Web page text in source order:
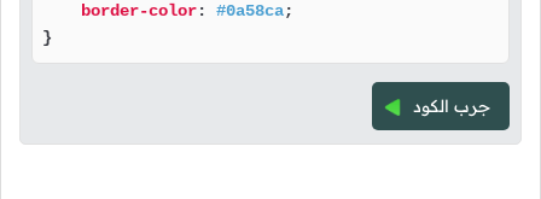
border-color: #0a58ca;
}
جرب الكود